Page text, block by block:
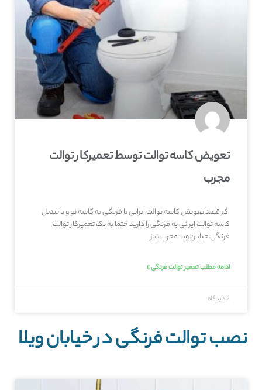
تعویض کاسه توالت توسط تعمیرکار توالت
مجرب
اگر قصد تعویض کاسه توالت ایرانی یا فرنگی به کاسه نو و یا تبدیل
کاسه توالت ایرانی به فرنگی را دارید حتما به یک تعمیرکار توالت
فرنگی خیابان ویلا مجرب نیاز
ادامه مطلب تعمیر توالت فرنگی »
2 دیدگاه
نصب توالت فرنگی در خیابان ویلا